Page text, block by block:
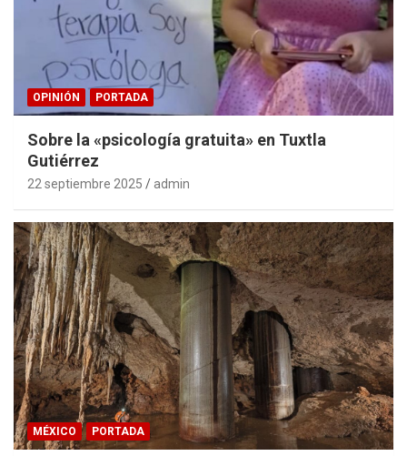
OPINIÓN PORTADA
Sobre la «psicología gratuita» en Tuxtla
Gutiérrez
22 septiembre 2025 admin
MÉXICO PORTADA